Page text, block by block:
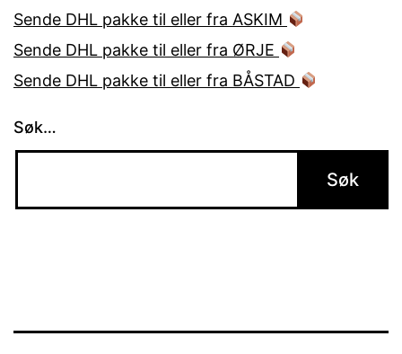
Sende DHL pakke til eller fra ASKIM
Sende DHL pakke til eller fra ØRJE
Sende DHL pakke til eller fra BÅSTAD
Søk…